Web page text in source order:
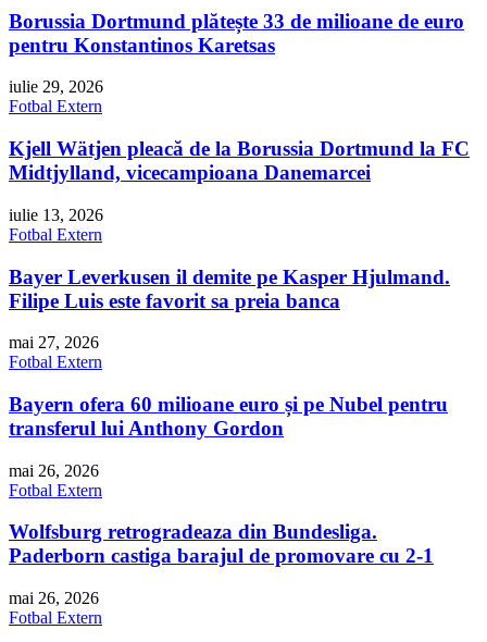
Borussia Dortmund plătește 33 de milioane de euro
pentru Konstantinos Karetsas
iulie 29, 2026
Fotbal Extern
Kjell Wätjen pleacă de la Borussia Dortmund la FC
Midtjylland, vicecampioana Danemarcei
iulie 13, 2026
Fotbal Extern
Bayer Leverkusen il demite pe Kasper Hjulmand.
Filipe Luis este favorit sa preia banca
mai 27, 2026
Fotbal Extern
Bayern ofera 60 milioane euro și pe Nubel pentru
transferul lui Anthony Gordon
mai 26, 2026
Fotbal Extern
Wolfsburg retrogradeaza din Bundesliga.
Paderborn castiga barajul de promovare cu 2-1
mai 26, 2026
Fotbal Extern